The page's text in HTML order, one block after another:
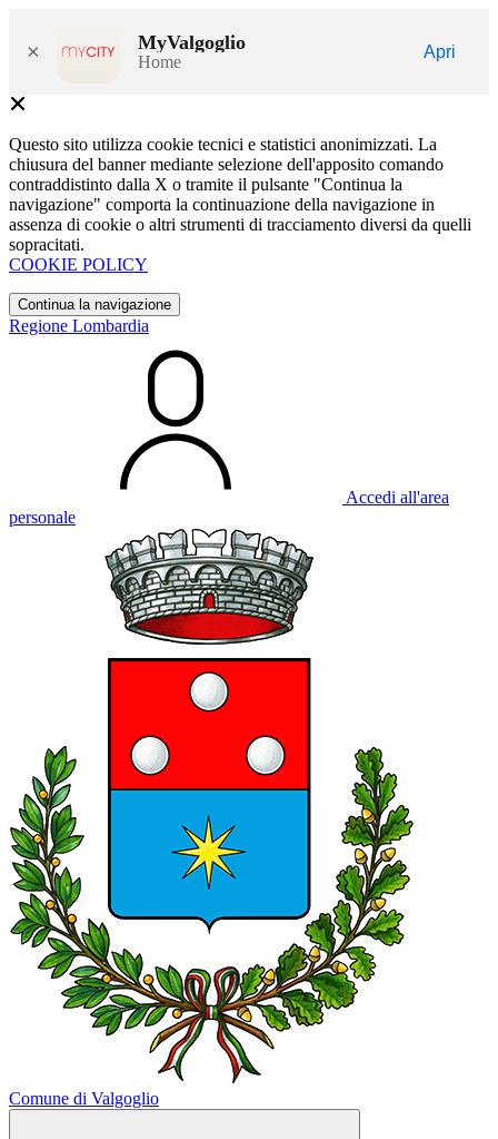
× MyValgoglio
Home
Apri
Questo sito utilizza cookie tecnici e statistici anonimizzati. La
chiusura del banner mediante selezione dell'apposito comando
contraddistinto dalla X o tramite il pulsante "Continua la
navigazione" comporta la continuazione della navigazione in
assenza di cookie o altri strumenti di tracciamento diversi da quelli
sopracitati.
COOKIE POLICY
Continua la navigazione
Regione Lombardia
Accedi all'area
personale
Comune di Valgoglio